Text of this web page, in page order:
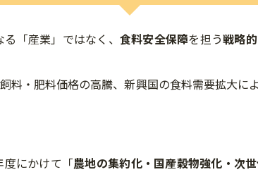
「産業」ではなく、 食料安全保障を担う戦略
料・肥料価格の高騰、新興国の食料需要拡大に
度にかけて「農地の集約化・国産穀物強化・次